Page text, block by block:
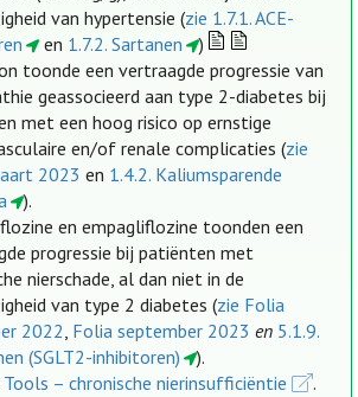
van hypertensie (zie 1.7.1. ACE-
en 1.7.2. Sartanen
)
toonde een vertraagde progressie van
geassocieerd aan type 2-diabetes bij
met een hoog risico op ernstige
en/of renale complicaties (zie
2023 en 1.4.2. Kaliumsparende
).
en empagliflozine toonden een
progressie bij patiënten met
nierschade, al dan niet in de
van type 2 diabetes (zie Folia
2022, Folia september 2023 en 5.1.9.
(SGLT2-inhibitoren)
).
Tools – chronische nierinsufficiëntie
.